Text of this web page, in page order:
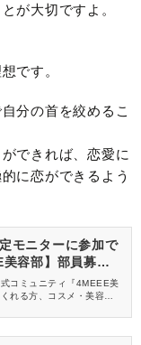
が大切ですよ。
です。
分の首を絞めるこ
できれば、恋愛に
に恋ができるよう
モニターに参加で
容部】部員募集
コミュニティ『4MEEE美
れる方、コスメ・美容情報